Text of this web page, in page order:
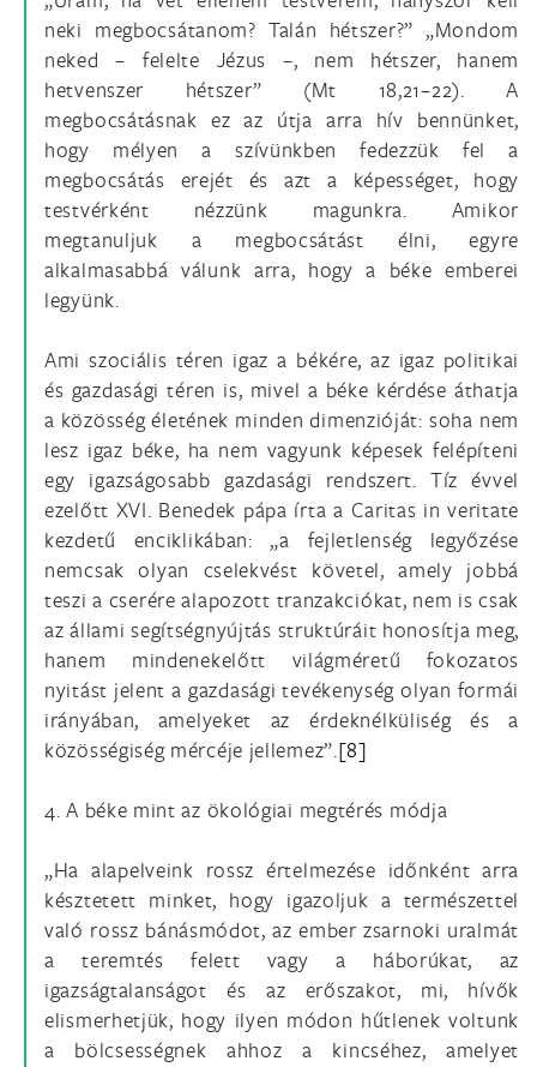
neki megbocsátanom? Talán hétszer?” „Mondom
neked – felelte Jézus –, nem hétszer, hanem
hetvenszer hétszer” (Mt 18,21–22). A
megbocsátásnak ez az útja arra hív bennünket,
hogy mélyen a szívünkben fedezzük fel a
megbocsátás erejét és azt a képességet, hogy
testvérként nézzünk magunkra. Amikor
megtanuljuk a megbocsátást élni, egyre
alkalmasabbá válunk arra, hogy a béke emberei
legyünk.
Ami szociális téren igaz a békére, az igaz politikai
és gazdasági téren is, mivel a béke kérdése áthatja
a közösség életének minden dimenzióját: soha nem
lesz igaz béke, ha nem vagyunk képesek felépíteni
egy igazságosabb gazdasági rendszert. Tíz évvel
ezelőtt XVI. Benedek pápa írta a Caritas in veritate
kezdetű enciklikában: „a fejletlenség legyőzése
nemcsak olyan cselekvést követel, amely jobbá
teszi a cserére alapozott tranzakciókat, nem is csak
az állami segítségnyújtás struktúráit honosítja meg,
hanem mindenekelőtt világméretű fokozatos
nyitást jelent a gazdasági tevékenység olyan formái
irányában, amelyeket az érdeknélküliség és a
közösségiség mércéje jellemez”.[8]
4. A béke mint az ökológiai megtérés módja
„Ha alapelveink rossz értelmezése időnként arra
késztetett minket, hogy igazoljuk a természettel
való rossz bánásmódot, az ember zsarnoki uralmát
a teremtés felett vagy a háborúkat, az
igazságtalanságot és az erőszakot, mi, hívők
elismerhetjük, hogy ilyen módon hűtlenek voltunk
a bölcsességnek ahhoz a kincséhez, amelyet